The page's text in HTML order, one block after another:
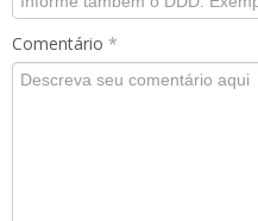
Comentário *